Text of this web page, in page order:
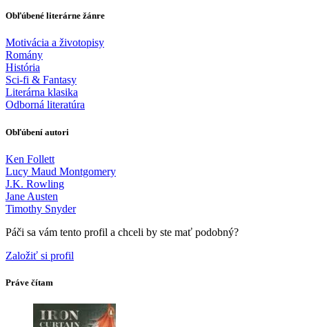
Obľúbené literárne žánre
Motivácia a životopisy
Romány
História
Sci-fi & Fantasy
Literárna klasika
Odborná literatúra
Obľúbení autori
Ken Follett
Lucy Maud Montgomery
J.K. Rowling
Jane Austen
Timothy Snyder
Páči sa vám tento profil a chceli by ste mať podobný?
Založiť si profil
Práve čítam